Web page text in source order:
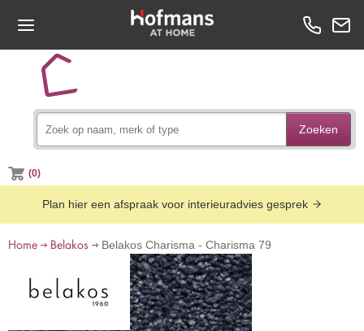
Zoeken
(0)
Plan hier een afspraak voor interieuradvies gesprek
Home Belakos Belakos Charisma - Charisma 79